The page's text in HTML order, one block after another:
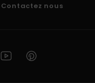
Contactez nous